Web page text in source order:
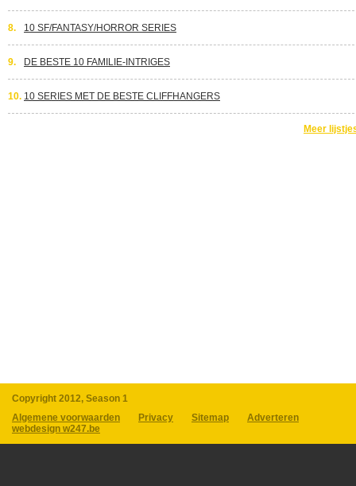
8. 10 SF/FANTASY/HORROR SERIES
9. DE BESTE 10 FAMILIE-INTRIGES
10. 10 SERIES MET DE BESTE CLIFFHANGERS
Meer
Copyright 2012, Season 1
Algemene voorwaarden
Privacy Sitemap
Adverteren
webdesign w247.be